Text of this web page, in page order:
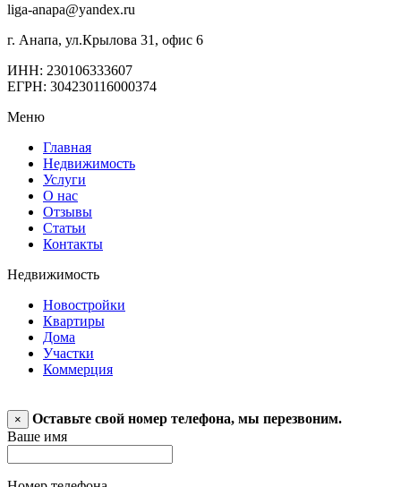
liga-anapa@yandex.ru
г. Анапа, ул.Крылова 31, офис 6
ИНН: 230106333607
ЕГРН: 304230116000374
Меню
Главная
Недвижимость
Услуги
О нас
Отзывы
Статьи
Контакты
Недвижимость
Новостройки
Квартиры
Дома
Участки
Коммерция
×
Оставьте свой номер телефона, мы перезвоним.
Ваше имя